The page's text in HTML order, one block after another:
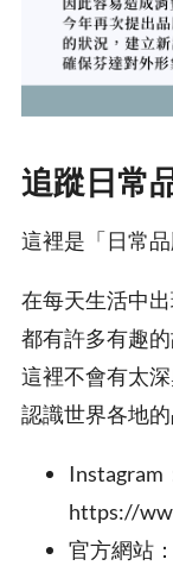
追蹤日常
這裡是「日常品
在每天生活中
都有許多有趣
這裡不會有太
認識世界各地的
Instagram
https://
官方網站